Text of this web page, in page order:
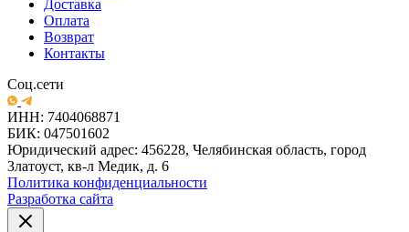
Доставка
Оплата
Возврат
Контакты
Соц.сети
ИНН: 7404068871
БИК: 047501602
Юридический адрес: 456228, Челябинская область, город
Златоуст, кв-л Медик, д. 6
Политика конфиденциальности
Разработка сайта